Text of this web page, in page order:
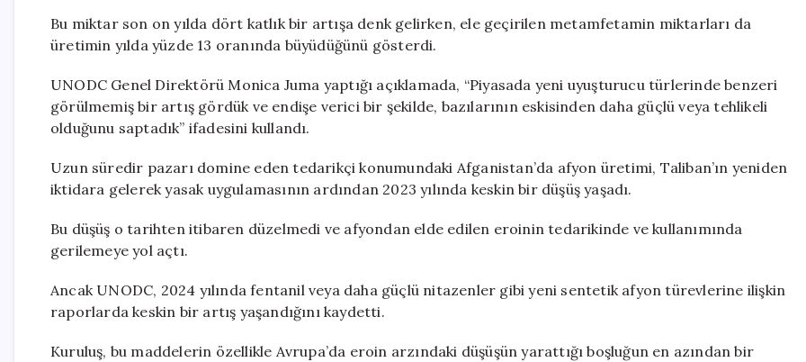
Bu miktar son on yılda dört katlık bir artışa denk gelirken, ele geçirilen metamfetamin miktarları da
üretimin yılda yüzde 13 oranında büyüdüğünü gösterdi.
UNODC Genel Direktörü Monica Juma yaptığı açıklamada, “Piyasada yeni uyuşturucu türlerinde benzeri
görülmemiş bir artış gördük ve endişe verici bir şekilde, bazılarının eskisinden daha güçlü veya tehlikeli
olduğunu saptadık” ifadesini kullandı.
Uzun süredir pazarı domine eden tedarikçi konumundaki Afganistan’da afyon üretimi, Taliban’ın yeniden
iktidara gelerek yasak uygulamasının ardından 2023 yılında keskin bir düşüş yaşadı.
Bu düşüş o tarihten itibaren düzelmedi ve afyondan elde edilen eroinin tedarikinde ve kullanımında
gerilemeye yol açtı.
Ancak UNODC, 2024 yılında fentanil veya daha güçlü nitazenler gibi yeni sentetik afyon türevlerine ilişkin
raporlarda keskin bir artış yaşandığını kaydetti.
Kuruluş, bu maddelerin özellikle Avrupa’da eroin arzındaki düşüşün yarattığı boşluğun en azından bir